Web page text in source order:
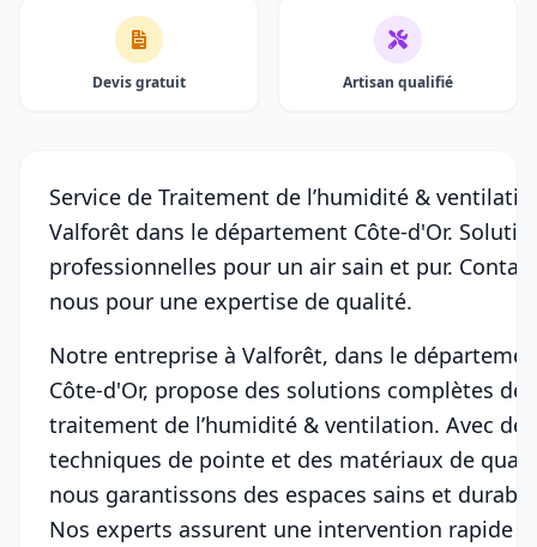
Devis gratuit Artisan qualifié
Service de Traitement de l’humidité &
Valforêt dans le département Côte-d'Or.
professionnelles pour un air sain et pur.
nous pour une expertise de qualité.
Notre entreprise à Valforêt, dans le
Côte-d'Or, propose des solutions complètes de
traitement de l’humidité & ventilation. Avec des
techniques de pointe et des matériaux de
nous garantissons des espaces sains et
Nos experts assurent une intervention rapide